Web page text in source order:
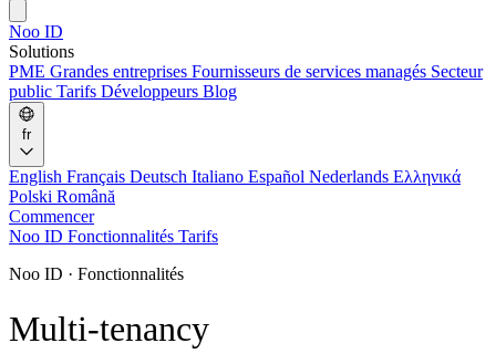
Noo ID
Solutions
PME Grandes entreprises Fournisseurs de services managés Secteur
public Tarifs Développeurs Blog
fr
English Français Deutsch Italiano Español Nederlands Ελληνικά
Polski Română
Commencer
Noo ID Fonctionnalités Tarifs
Noo ID · Fonctionnalités
Multi-tenancy